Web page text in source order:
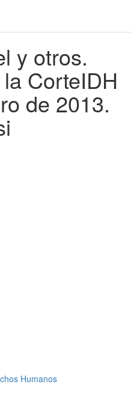
y otros.
CorteIDH
de 2013.
Humanos